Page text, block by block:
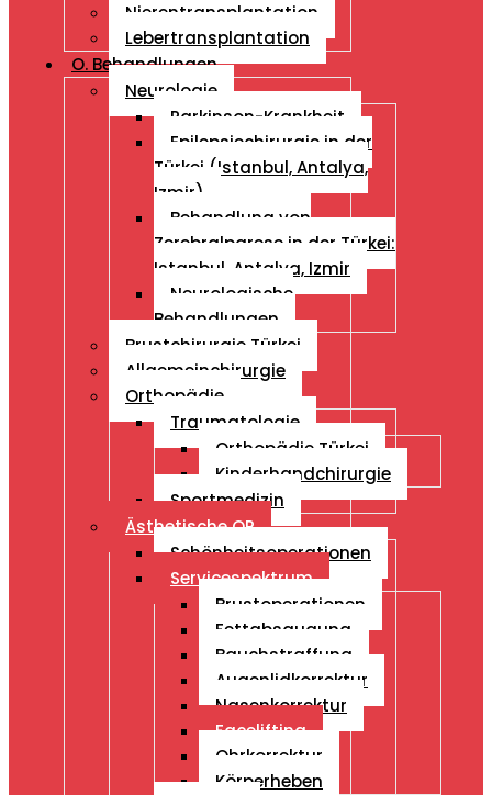
Nierentransplantation
Lebertransplantation
O. Behandlungen
Neurologie
Parkinson-Krankheit
Epilepsiechirurgie in der
Türkei (Istanbul, Antalya,
Izmir)
Behandlung von
Zerebralparese in der Türkei:
Istanbul, Antalya, Izmir
Neurologische
Behandlungen
Brustchirurgie Türkei
Allgemeinchirurgie
Orthopädie
Traumatologie
Orthopädie Türkei
Kinderhandchirurgie
Sportmedizin
Ästhetische OP
Schönheitsoperationen
Servicespektrum
Brustoperationen
Fettabsaugung
Bauchstraffung
Augenlidkorrektur
Nasenkorrektur
Facelifting
Ohrkorrektur
Körperheben